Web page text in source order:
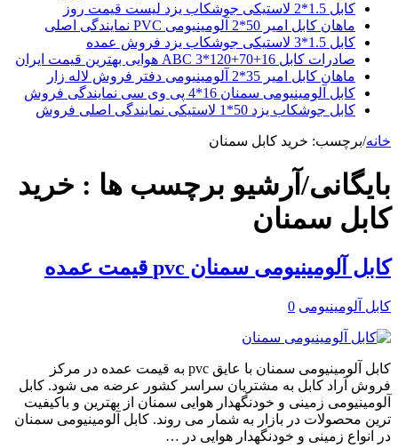
کابل 1.5*2 لاستیکی جوشکاب یزد لیست قیمت روز
ماهان کابل امیر 50*2 آلومینیومی PVC نمایندگی اصلی
کابل 1.5*3 لاستیکی جوشکاب یزد فروش عمده
صادرات کابل 16+70+120*3 ABC هوایی بهترین قیمت ایران
ماهان کابل امیر 35*2 آلومینیومی دفتر فروش لاله زار
کابل آلومینیومی سمنان 16*4 پی وی سی نمایندگی فروش
کابل جوشکاب یزد 50*1 لاستیکی نمایندگی اصلی فروش
خانه/برچسب: خرید کابل سمنان
بایگانی/آرشیو برچسب ها : خرید
کابل سمنان
کابل آلومینیومی سمنان pvc قیمت عمده
کابل آلومینیومی 0
کابل آلومینیومی سمنان با عایق pvc به قیمت عمده در مرکز
فروش آراد کابل به مشتریان سراسر کشور عرضه می شود. کابل
آلومینیومی زمینی و خودنگهدار هوایی سمنان از بهترین و باکیفیت
ترین محصولات در بازار به شمار می روند. کابل آلومینیومی سمنان
در انواع زمینی و خودنگهدار هوایی در …